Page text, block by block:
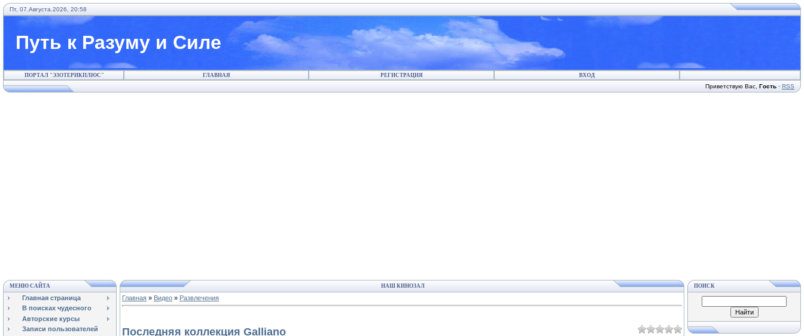
Пт, 07.Августа.2026, 20:58
Путь к Разуму и Силе
ПОРТАЛ "ЭЗОТЕРИКПЛЮС" ГЛАВНАЯ РЕГИСТРАЦИЯ ВХОД
Приветствую Вас Гость · RSS
МЕНЮ САЙТА
Главная страница
В поисках чудесного
Авторские курсы
Записи пользователей
НАШ КИНОЗАЛ
Главная » Видео » Развлечения
Последняя коллекция Galliano
ПОИСК